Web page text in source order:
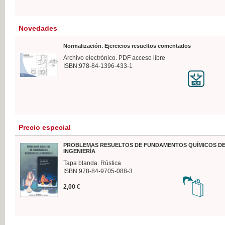
Novedades
Normalización. Ejercicios resueltos comentados
Archivo electrónico. PDF acceso libre
ISBN:978-84-1396-433-1
Precio especial
PROBLEMAS RESUELTOS DE FUNDAMENTOS QUÍMICOS
INGENIERÍA
Tapa blanda. Rústica
ISBN:978-84-9705-088-3
2,00 €